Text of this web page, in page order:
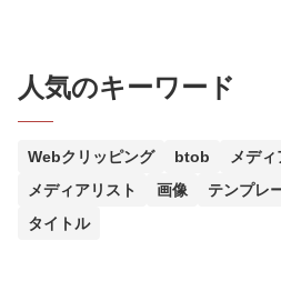
人気のキーワード
Webクリッピング btob メデ
メディアリスト
画像 テンプレ
タイトル